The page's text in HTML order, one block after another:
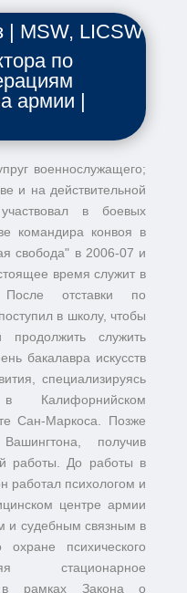
| MSW, LICSW
по
армии |
военнослужащего;
и на действительной
в боевых
командира конвоя в
свобода" в 2006-07 и
время служит в
отставки по
в школу, чтобы
служить
бакалавра искусств
специализируясь
Калифорнийском
Сан-Маркоса. Позже
получив
работы. До работы в
работал психологом и
центре армии
и судебным связным в
психического
стационарное
в рамках Закона о